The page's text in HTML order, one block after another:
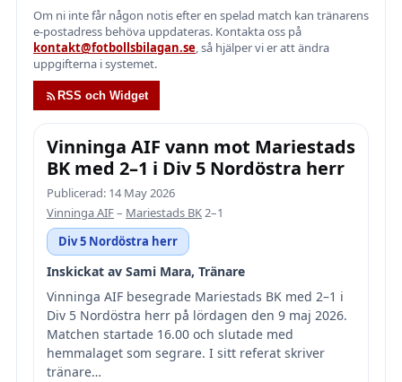
Om ni inte får någon notis efter en spelad match kan tränarens
e-postadress behöva uppdateras. Kontakta oss på
kontakt@fotbollsbilagan.se, så hjälper vi er att ändra
uppgifterna i systemet.
RSS och Widget
Vinninga AIF vann mot Mariestads
BK med 2–1 i Div 5 Nordöstra herr
Publicerad: 14 May 2026
Vinninga AIF– Mariestads BK2–1
Div 5 Nordöstra herr
Inskickat av Sami Mara, Tränare
Vinninga AIF besegrade Mariestads BK med 2–1 i
Div 5 Nordöstra herr på lördagen den 9 maj 2026.
Matchen startade 16.00 och slutade med
hemmalaget som segrare. I sitt referat skriver
tränare…